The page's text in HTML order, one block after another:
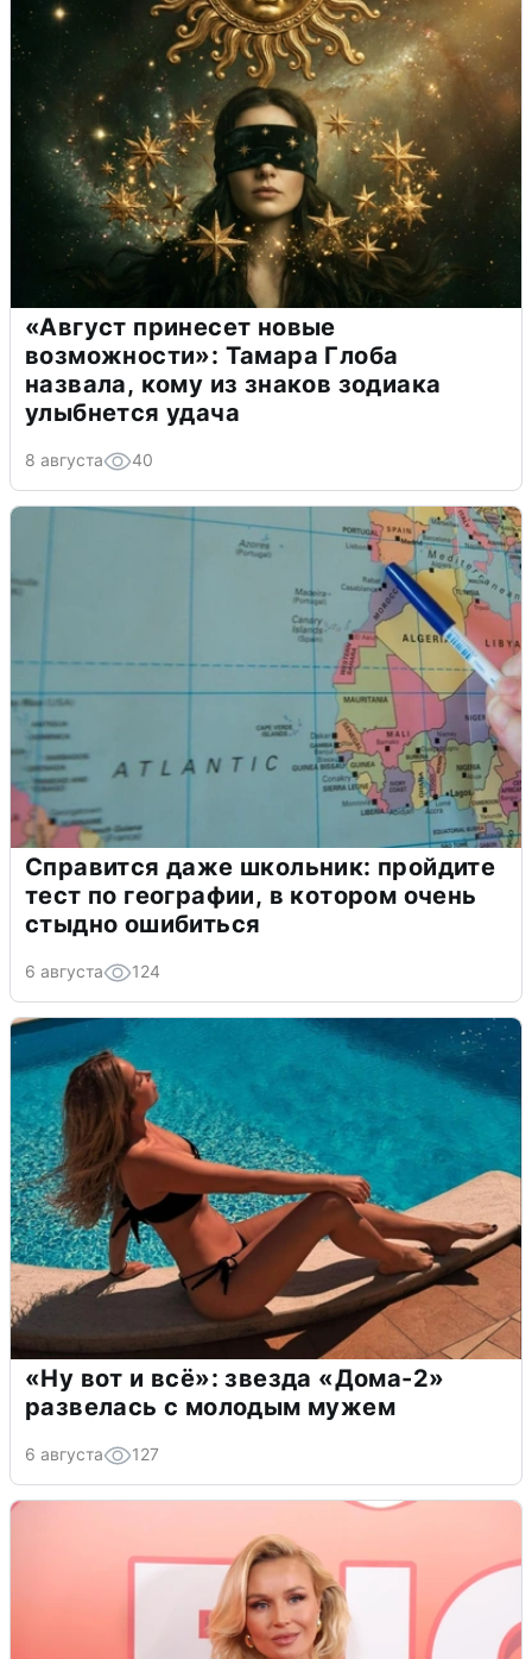
«Август принесет новые
возможности»: Тамара Глоба
назвала, кому из знаков зодиака
улыбнется удача
8 августа 40
Справится даже школьник: пройдите
тест по географии, в котором очень
стыдно ошибиться
6 августа 124
«Ну вот и всё»: звезда «Дома-2»
развелась с молодым мужем
6 августа 127